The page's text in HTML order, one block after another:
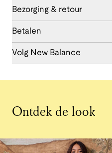
Bezorging & retour
Betalen
Volg New Balance
Ontdek de look